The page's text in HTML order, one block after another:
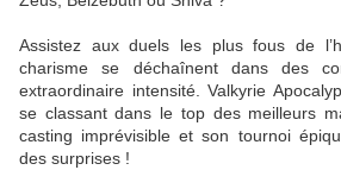
Assistez aux duels les plus fous de
charisme se déchaînent dans des
extraordinaire intensité. Valkyrie
se classant dans le top des meilleurs
casting imprévisible et son tournoi
des surprises !